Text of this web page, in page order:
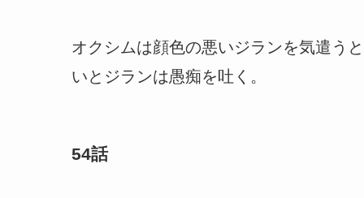
オクシムは顔色の悪いジランを気遣う
いとジランは愚痴を吐く。
54話